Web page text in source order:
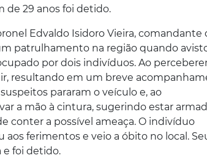
de 29 anos foi detido.
Edvaldo Isidoro Vieira, comandante
patrulhamento na região quando
por dois indivíduos. Ao
resultando em um breve
pararam o veículo e, ao
a mão à cintura, sugerindo estar
conter a possível ameaça. O indivíduo
ferimentos e veio a óbito no local.
e foi detido.